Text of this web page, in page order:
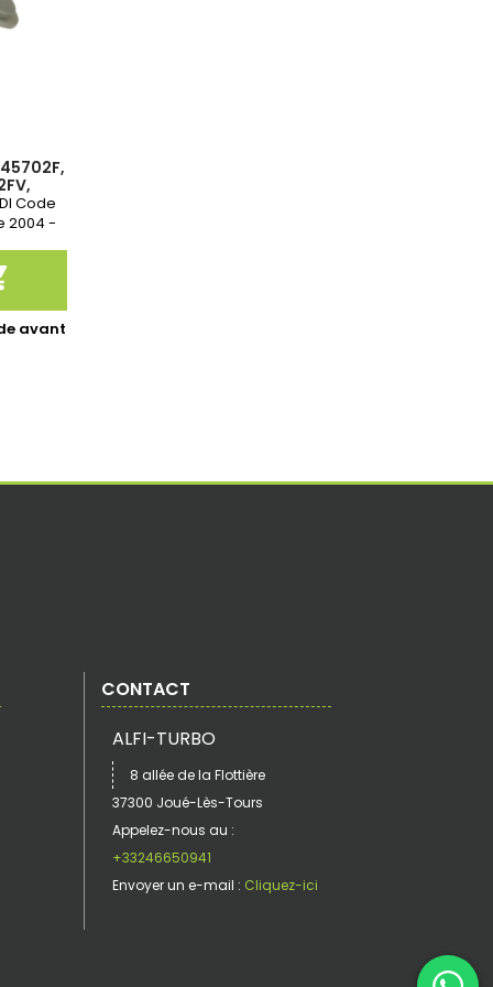
3
Code
2004 -
avant
CONTACT
ALFI-TURBO
8 allée de la Flottière
37300 Joué-Lès-Tours
Appelez-nous au :
+33246650941
Envoyer un e-mail : Cliquez-ici